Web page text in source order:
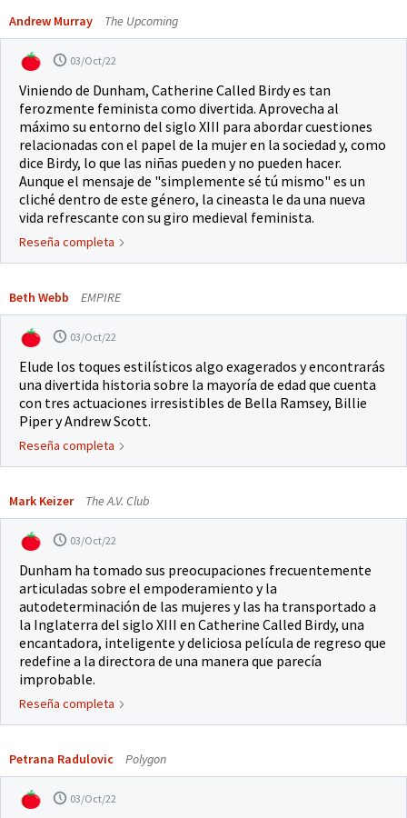
Andrew Murray The Upcoming
03/Oct/22
Viniendo de Dunham, Catherine Called Birdy es tan
ferozmente feminista como divertida. Aprovecha al
máximo su entorno del siglo XIII para abordar cuestiones
relacionadas con el papel de la mujer en la sociedad y, como
dice Birdy, lo que las niñas pueden y no pueden hacer.
Aunque el mensaje de "simplemente sé tú mismo" es un
cliché dentro de este género, la cineasta le da una nueva
vida refrescante con su giro medieval feminista.
Reseña completa
Beth Webb EMPIRE
03/Oct/22
Elude los toques estilísticos algo exagerados y encontrarás
una divertida historia sobre la mayoría de edad que cuenta
con tres actuaciones irresistibles de Bella Ramsey, Billie
Piper y Andrew Scott.
Reseña completa
Mark Keizer The A.V. Club
03/Oct/22
Dunham ha tomado sus preocupaciones frecuentemente
articuladas sobre el empoderamiento y la
autodeterminación de las mujeres y las ha transportado a
la Inglaterra del siglo XIII en Catherine Called Birdy, una
encantadora, inteligente y deliciosa película de regreso que
redefine a la directora de una manera que parecía
improbable.
Reseña completa
Petrana Radulovic Polygon
03/Oct/22